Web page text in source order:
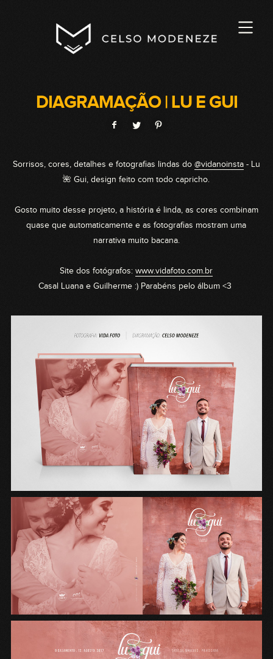
DIAGRAMAÇÃO | LU E GUI
Sorrisos, cores, detalhes e fotografias lindas do @vidanoinsta- Lu
🌺 Gui, design feito com todo capricho.
Gosto muito desse projeto, a história é linda, as cores combinam
quase que automaticamente e as fotografias mostram uma
narrativa muito bacana.
Site dos fotógrafos:www.vidafoto.com.br
Casal Luana e Guilherme :) Parabéns pelo álbum <3